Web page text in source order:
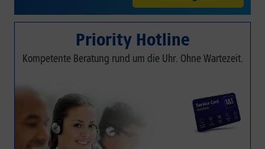
Priority Hotline
Kompetente Beratung rund um die Uhr. Ohne Wartezeit.